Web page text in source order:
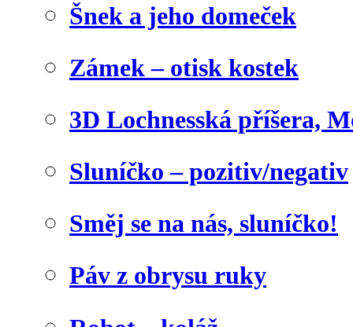
Šnek a jeho domeček
Zámek – otisk kostek
3D Lochnesská příšera,
Sluníčko – pozitiv/negativ
Směj se na nás, sluníčko!
Páv z obrysu ruky